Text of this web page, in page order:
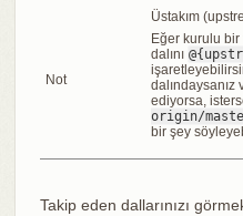
Not
Üstakım
Eğer kurulu bir
dalını
dalındaysanız
ediyorsa,
origin/
bir şey
Takip eden dallarınızı